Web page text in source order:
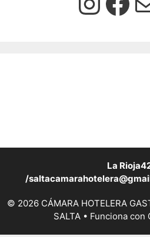
La
/
© 2026 CÁMARA HOTELERA
SALTA• Funciona con